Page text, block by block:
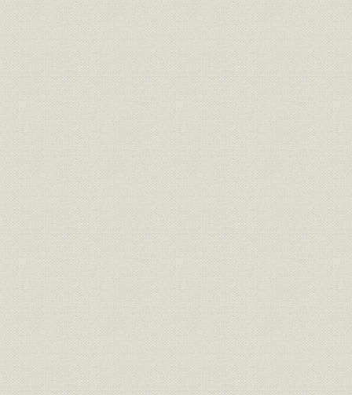
2 昭和20年代前半の製品
3 労働組合の結成
2 復興本格化、新しいことへのチャレンジ 昭和26年(1951)~32年
1 朝鮮動乱と電力会社の9分割
2 資本金の拡大
3 技術革新の推進と発展
4 生産体制の整備と投資、拡充
5 賃金体系の改善
6 労働組合の活動
3 近代化への飛躍 昭和32年(1957)~38年(1963)
1 創業60周年を迎える
2 経営基盤の充実